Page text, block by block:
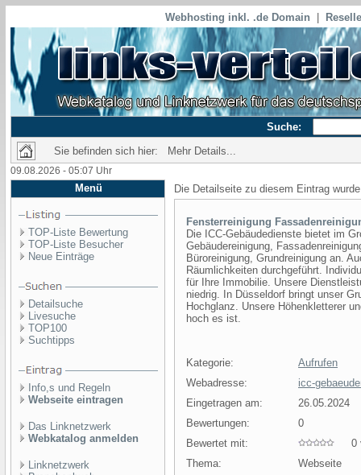
Webhosting inkl. .de Domain
Suche:
Sie befinden sich hier: Mehr Details...
09.08.2026 - 05:07 Uhr
Menü
TOP-Liste Bewertung
TOP-Liste Besucher
Neue Einträge
Detailsuche
Livesuche
TOP100
Suchtipps
Info,s und Regeln
Webseite eintragen
Das Linknetzwerk
Webkatalog anmelden
Linknetzwerk
Die Detailseite zu diesem Eintrag
Fensterreinigung
Die ICC-Gebäudedienste bietet im
Gebäudereinigung,
Büroreinigung, Grundreinigung an.
Räumlichkeiten durchgeführt.
für Ihre Immobilie. Unsere
niedrig. In Düsseldorf bringt unser
Hochglanz. Unsere Höhenkletterer
hoch es ist.
Kategorie:
Aufrufen
Webadresse:
icc-
Eingetragen am:
26.05.2024
Bewertungen:
0
Bewertet mit:
0
Thema:
Webseite